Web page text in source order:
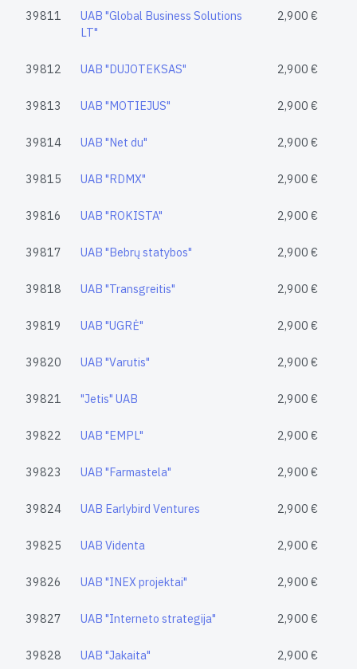
39811
UAB "Global Business Solutions
LT"
2,900 €
39812 UAB "DUJOTEKSAS" 2,900 €
39813 UAB "MOTIEJUS" 2,900 €
39814 UAB "Net du" 2,900 €
39815 UAB "RDMX" 2,900 €
39816 UAB "ROKISTA" 2,900 €
39817 UAB "Bebrų statybos" 2,900 €
39818 UAB "Transgreitis" 2,900 €
39819 UAB "UGRĖ" 2,900 €
39820 UAB "Varutis" 2,900 €
39821 "Jetis" UAB 2,900 €
39822 UAB "EMPL" 2,900 €
39823 UAB "Farmastela" 2,900 €
39824 UAB Earlybird Ventures 2,900 €
39825 UAB Videnta 2,900 €
39826 UAB "INEX projektai" 2,900 €
39827 UAB "Interneto strategija" 2,900 €
39828 UAB "Jakaita" 2,900 €